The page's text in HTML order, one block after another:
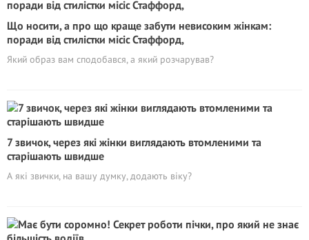
Що носити, а про що краще забути невисоким жінкам:
поради від стилістки місіс Стаффорд,
Який образ вам сподобався, а який розчарував?
7 звичок, через які жінки виглядають втомленими та
старішають швидше
А які звички, на вашу думку, додають віку?